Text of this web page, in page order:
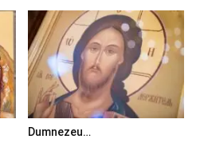
Dumnezeu…